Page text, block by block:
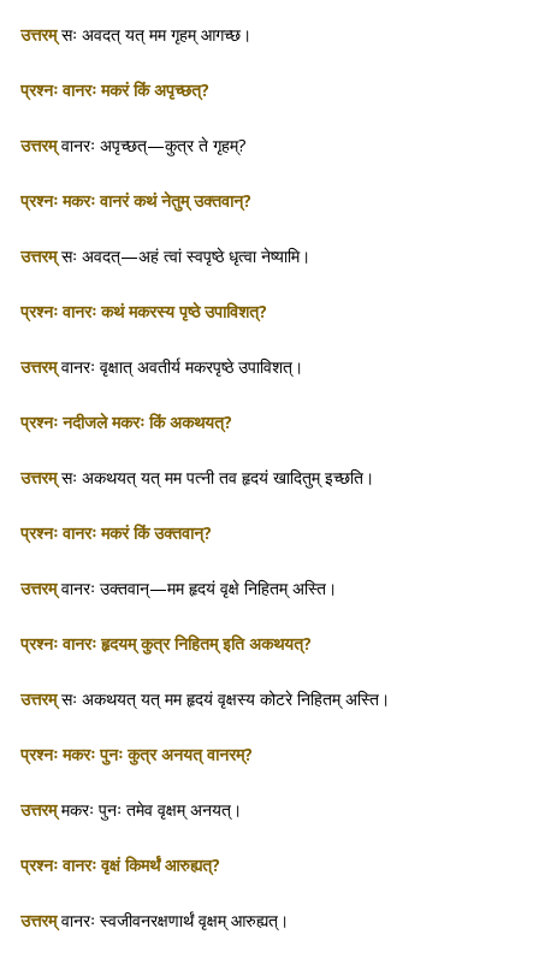
उत्तरम्सः अवदत् यत् मम गृहम् आगच्छ।
प्रश्नः वानरः मकरं किं अपृच्छत्?
उत्तरम्वानरः अपृच्छत्—कुत्र ते गृहम्?
प्रश्नः मकरः वानरं कथं नेतुम् उक्तवान्?
उत्तरम्सः अवदत्—अहं त्वां स्वपृष्ठे धृत्वा नेष्यामि।
प्रश्नः वानरः कथं मकरस्य पृष्ठे उपाविशत्?
उत्तरम्वानरः वृक्षात् अवतीर्य मकरपृष्ठे उपाविशत्।
प्रश्नः नदीजले मकरः किं अकथयत्?
उत्तरम्सः अकथयत् यत् मम पत्नी तव हृदयं खादितुम् इच्छति।
प्रश्नः वानरः मकरं किं उक्तवान्?
उत्तरम्वानरः उक्तवान्—मम हृदयं वृक्षे निहितम् अस्ति।
प्रश्नः वानरः हृदयम् कुत्र निहितम् इति अकथयत्?
उत्तरम्सः अकथयत् यत् मम हृदयं वृक्षस्य कोटरे निहितम् अस्ति।
प्रश्नः मकरः पुनः कुत्र अनयत् वानरम्?
उत्तरम्मकरः पुनः तमेव वृक्षम् अनयत्।
प्रश्नः वानरः वृक्षं किमर्थं आरुह्यत्?
उत्तरम्वानरः स्वजीवनरक्षणार्थं वृक्षम् आरुह्यत्।